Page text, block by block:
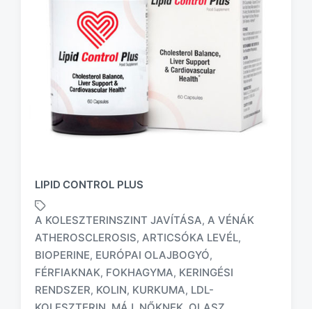
LIPID CONTROL PLUS
T
a
g
A KOLESZTERINSZINT JAVÍTÁSA, A VÉNÁK
ATHEROSCLEROSIS, ARTICSÓKA LEVÉL,
BIOPERINE, EURÓPAI OLAJBOGYÓ,
FÉRFIAKNAK, FOKHAGYMA, KERINGÉSI
RENDSZER, KOLIN, KURKUMA, LDL-